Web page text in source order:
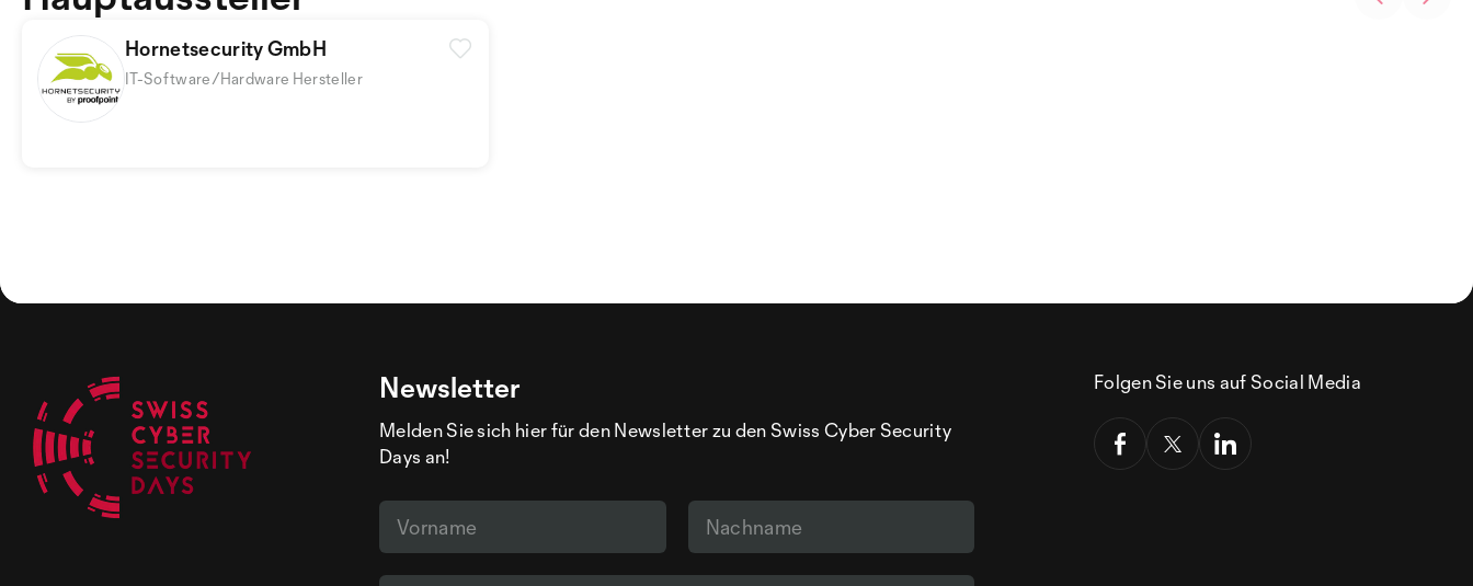
Hornetsecurity GmbH
IT-Software/Hardware Hersteller
Newsletter
Melden Sie sich hier für den Newsletter zu den Swiss Cyber Security
Days an!
Folgen Sie uns auf Social Media